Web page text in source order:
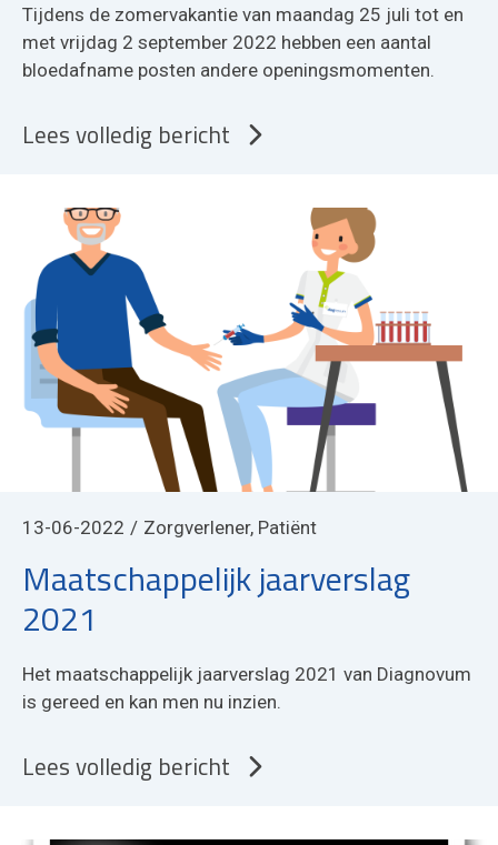
Tijdens de zomervakantie van maandag 25 juli tot en
met vrijdag 2 september 2022 hebben een aantal
bloedafname posten andere openingsmomenten.
Lees volledig bericht
13-06-2022 Zorgverlener, Patiënt
Maatschappelijk jaarverslag
2021
Het maatschappelijk jaarverslag 2021 van Diagnovum
is gereed en kan men nu inzien.
Lees volledig bericht